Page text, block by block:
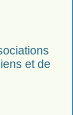
et de